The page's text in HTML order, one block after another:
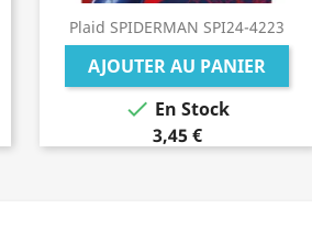
Plaid SPIDERMAN SPI24-4223
AJOUTER AU PANIER
 En Stock
3,45 €